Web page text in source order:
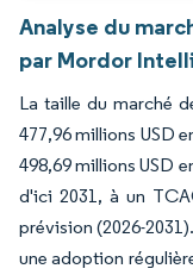
Analyse du
par Mordor
La taille du marché
477,96 millions USD
498,69 millions USD
d'ici 2031, à un
prévision (2026-
une adoption